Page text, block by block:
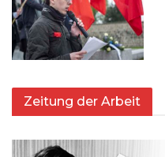
Zeitung der Arbeit